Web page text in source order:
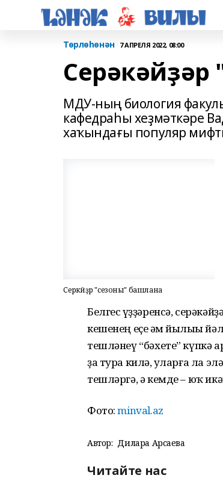
Төрлөһөнән 7 АПРЕЛЯ 2022, 08:00
МДУ-ның биология
кафедраһы хеҙмәткәре
хаҡындағы популяр
Серәкәйҙәр "сезоны" башлана
Белгес һүҙҙәренсә,
кешенең еҫе һәм йылыһы
тешләнеү “бәхете”
ҙа тура килһә, уларға ла
тешләргә, ә кемде – юҡ
Фото:minval.az
Автор: Дилара Арсаева
Читайте нас